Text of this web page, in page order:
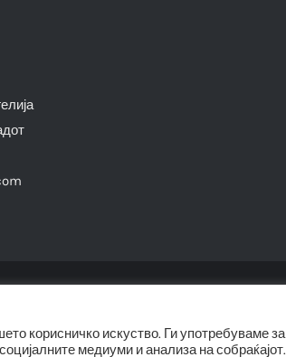
корисничко искуство. Ги употребуваме за
медиуми и анализа на собраќајот.